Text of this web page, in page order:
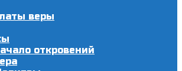
веры
откровений